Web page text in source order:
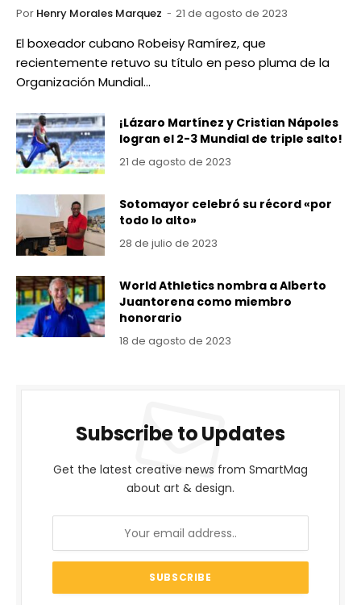
Por Henry Morales Marquez 21 de agosto de 2023
El boxeador cubano Robeisy Ramírez, que
recientemente retuvo su título en peso pluma de la
Organización Mundial…
¡Lázaro Martínez y Cristian Nápoles
logran el 2-3 Mundial de triple salto!
21 de agosto de 2023
Sotomayor celebró su récord «por
todo lo alto»
28 de julio de 2023
World Athletics nombra a Alberto
Juantorena como miembro
honorario
18 de agosto de 2023
Subscribe to Updates
Get the latest creative news from SmartMag
about art & design.